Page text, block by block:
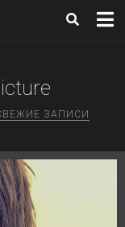
ЗАПИСИ